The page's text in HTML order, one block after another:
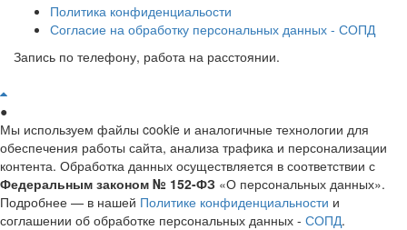
Политика конфиденциальости
Согласие на обработку персональных данных - СОПД
Запись по телефону, работа на расстоянии.
●
Мы используем файлы cookie и аналогичные технологии для
обеспечения работы сайта, анализа трафика и персонализации
контента. Обработка данных осуществляется в соответствии с
Федеральным законом № 152-ФЗ «О персональных данных».
Подробнее — в нашей Политике конфиденциальности и
соглашении об обработке персональных данных - СОПД.